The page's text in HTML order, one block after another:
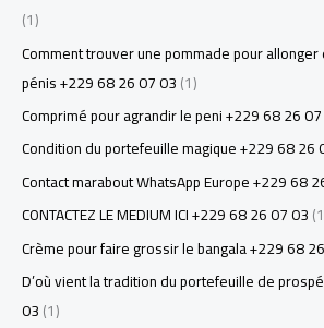
(1)
Comment trouver une pommade pour
pénis +229 68 26 07 03(1)
Comprimé pour agrandir le peni +229 68 26
Condition du portefeuille magique +229 68 26
Contact marabout WhatsApp Europe +229 68
CONTACTEZ LE MEDIUM ICI +229 68 26 07 03
Crème pour faire grossir le bangala +229 68
D’où vient la tradition du portefeuille de
03(1)